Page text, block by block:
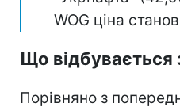
WOG ціна
Що відбувається
Порівняно з